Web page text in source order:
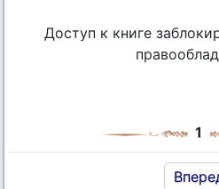
Доступ к книге
1